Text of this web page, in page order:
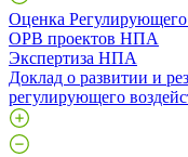
Оценка
ОРВ проектов НПА
Экспертиза НПА
Доклад о развитии и
регулирующего